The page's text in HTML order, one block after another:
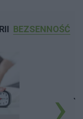
BEZSENNOŚĆ